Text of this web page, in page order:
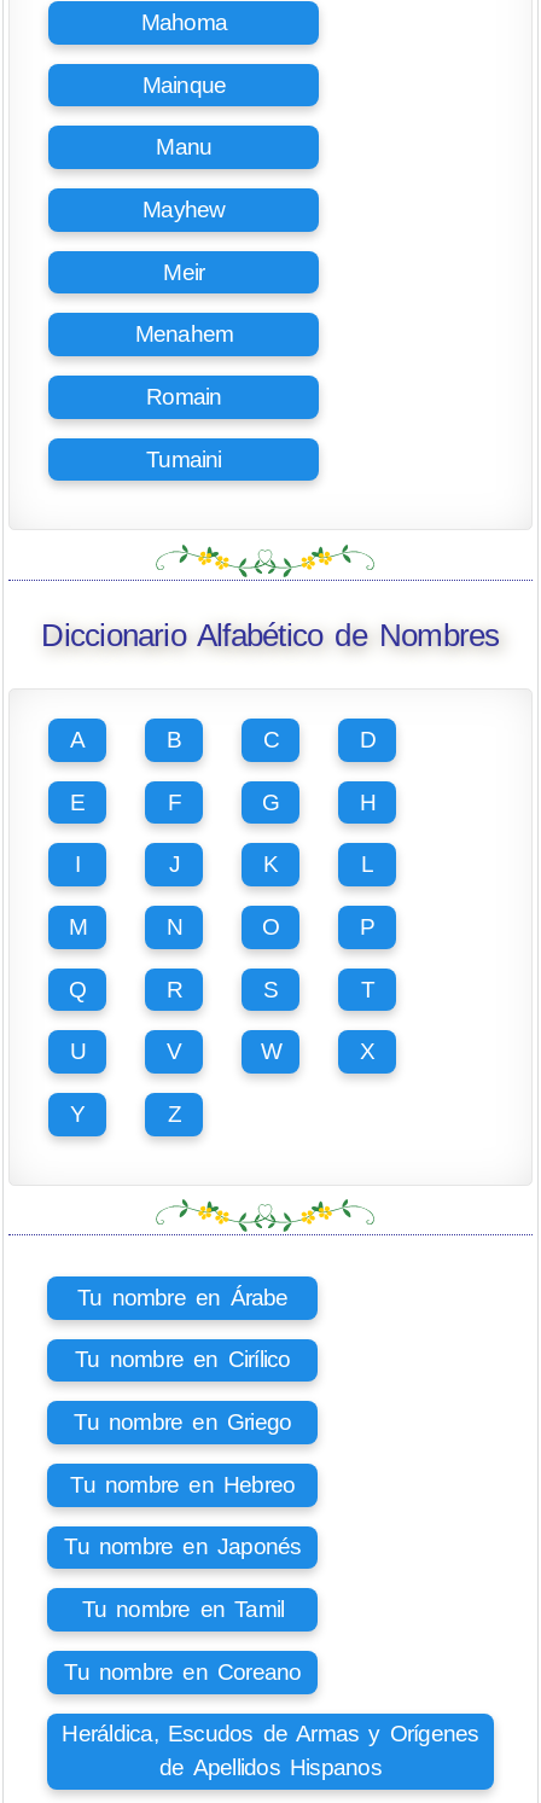
Mahoma
Mainque
Manu
Mayhew
Meir
Menahem
Romain
Tumaini
Diccionario Alfabético de Nombres
A B C D
E F G H
I J K L
M N O P
Q R S T
U V W X
Y Z
Tu nombre en Árabe
Tu nombre en Cirílico
Tu nombre en Griego
Tu nombre en Hebreo
Tu nombre en Japonés
Tu nombre en Tamil
Tu nombre en Coreano
Heráldica, Escudos de Armas y Orígenes
de Apellidos Hispanos